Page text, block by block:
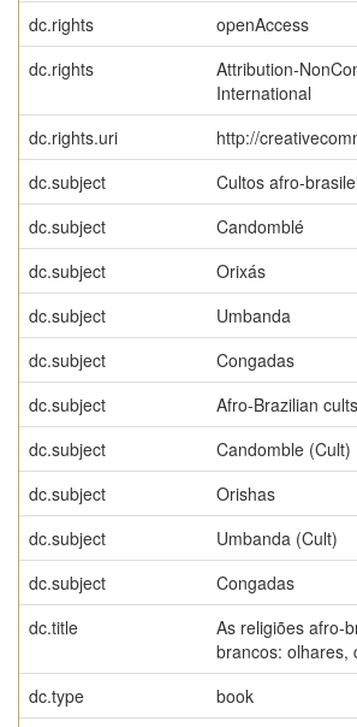
dc.rights
openAccess
dc.rights
Attribution-
International
dc.rights.uri
http://
dc.subject
Cultos afro-
dc.subject
Candomblé
dc.subject
Orixás
dc.subject
Umbanda
dc.subject
Congadas
dc.subject
Afro-Brazilian cults
dc.subject
Candomble (Cult)
dc.subject
Orishas
dc.subject
Umbanda (Cult)
dc.subject
Congadas
dc.title
As religiões afro-
brancos: olhares,
dc.type
book